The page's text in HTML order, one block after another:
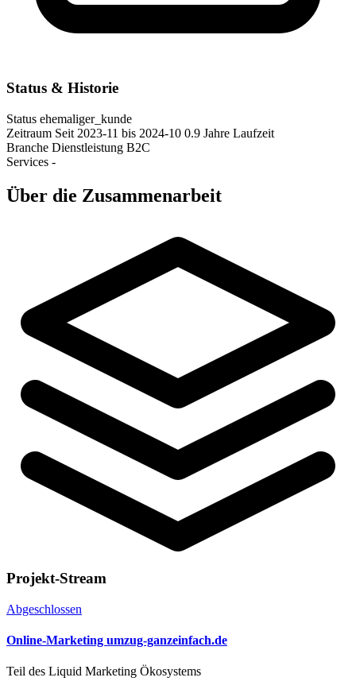
Status & Historie
Status ehemaliger_kunde
Zeitraum Seit 2023-11 bis 2024-10 0.9 Jahre Laufzeit
Branche Dienstleistung B2C
Services -
Über die Zusammenarbeit
Projekt-Stream
Abgeschlossen
Online-Marketing umzug-ganzeinfach.de
Teil des Liquid Marketing Ökosystems